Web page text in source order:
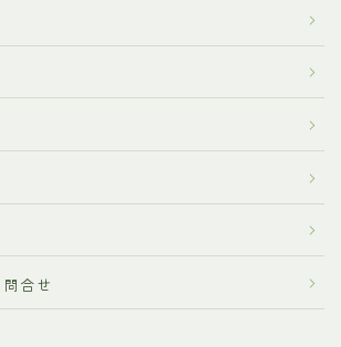
合せ